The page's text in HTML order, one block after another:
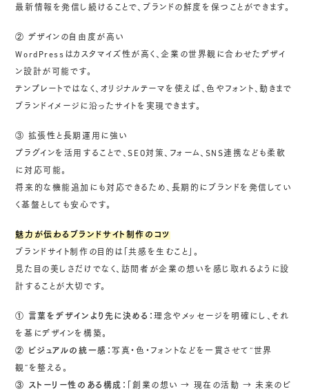
最新情報を発信し続けることで、ブランドの鮮度を保つことができます。
② デザインの自由度が高い
WordPressはカスタマイズ性が高く、企業の世界観に合わせたデザイ
ン設計が可能です。
テンプレートではなく、オリジナルテーマを使えば、色やフォント、動きまで
ブランドイメージに沿ったサイトを実現できます。
③ 拡張性と長期運用に強い
プラグインを活用することで、SEO対策、フォーム、SNS連携なども柔軟
に対応可能。
将来的な機能追加にも対応できるため、長期的にブランドを発信してい
く基盤としても安心です。
魅力が伝わるブランドサイト制作のコツ
ブランドサイト制作の目的は「共感を生むこと」。
見た目の美しさだけでなく、訪問者が企業の想いを感じ取れるように設
計することが大切です。
① 言葉をデザインより先に決める：理念やメッセージを明確にし、それ
を基にデザインを構築。
② ビジュアルの統一感：写真・色・フォントなどを一貫させて“世界
観”を整える。
③ ストーリー性のある構成： 「創業の想い → 現在の活動 → 未来のビ